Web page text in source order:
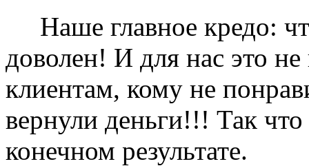
Наше главное кредо:
доволен! И для нас это
клиентам, кому не
вернули деньги!!! Так
конечном результате.